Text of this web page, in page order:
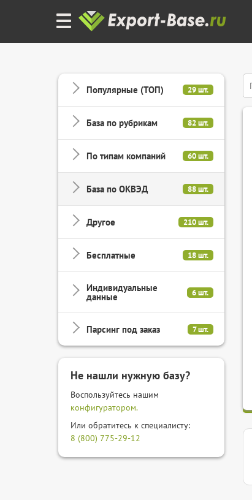
Популярные (ТОП) 29 шт.
База по рубрикам 82 шт.
По типам компаний 60 шт.
База по ОКВЭД 88 шт.
Другое 210 шт.
Бесплатные 18 шт.
Индивидуальные
данные 6 шт.
Парсинг под заказ 7 шт.
Не нашли нужную базу?
Воспользуйтесь нашим
конфигуратором.
Или обратитесь к специалисту:
8 (800) 775-29-12